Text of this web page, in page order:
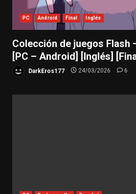
PC Android Final Inglés
Colección de juegos Flash
[PC – Android] [Inglés]
DarkEros177 24/03/2026 6